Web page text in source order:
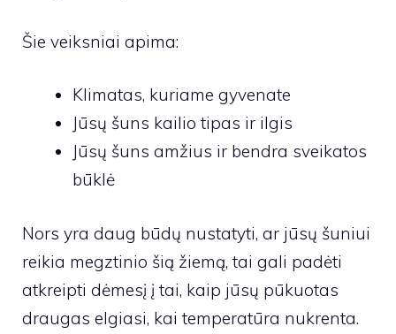
Šie veiksniai apima:
Klimatas, kuriame gyvenate
Jūsų šuns kailio tipas ir ilgis
Jūsų šuns amžius ir bendra sveikatos
būklė
Nors yra daug būdų nustatyti, ar jūsų šuniui
reikia megztinio šią žiemą, tai gali padėti
atkreipti dėmesį į tai, kaip jūsų pūkuotas
draugas elgiasi, kai temperatūra nukrenta.